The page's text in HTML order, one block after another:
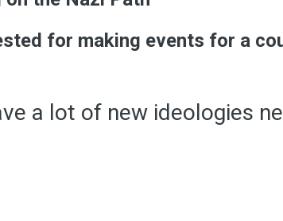
for making events for a
a lot of new ideologies